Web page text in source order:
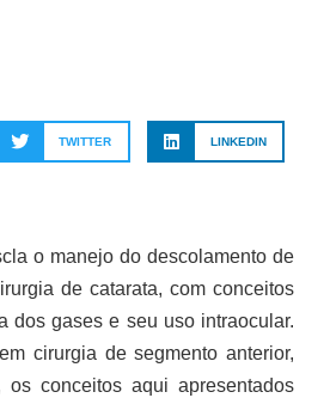
TWITTER LINKEDIN
o manejo do descolamento de
de catarata, com conceitos
dos gases e seu uso intraocular.
cirurgia de segmento anterior,
os conceitos aqui apresentados